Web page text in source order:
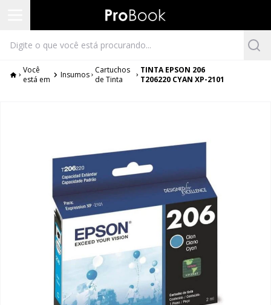
Você
está em
Insumos
Cartuchos
de Tinta
TINTA EPSON 206
T206220 CYAN XP-2101